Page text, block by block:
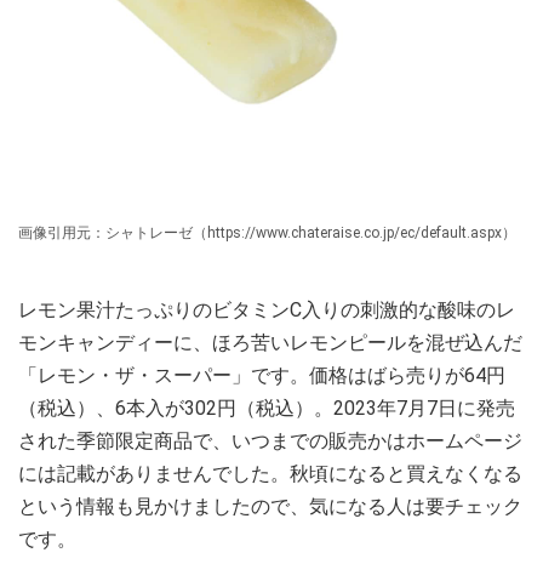
画像引用元：シャトレーゼ（https://www.chateraise.co.jp/ec/default.aspx）
レモン果汁たっぷりのビタミンC入りの刺激的な酸味のレ
モンキャンディーに、ほろ苦いレモンピールを混ぜ込んだ
「レモン・ザ・スーパー」です。価格はばら売りが64円
（税込）、6本入が302円（税込）。2023年7月7日に発売
された季節限定商品で、いつまでの販売かはホームページ
には記載がありませんでした。秋頃になると買えなくなる
という情報も見かけましたので、気になる人は要チェック
です。